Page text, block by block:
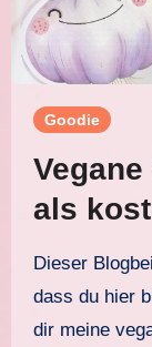
Goodie
als
Dieser Blogbeitrag enthält Eigenwerbung Schön,
dass du hier
dir meine